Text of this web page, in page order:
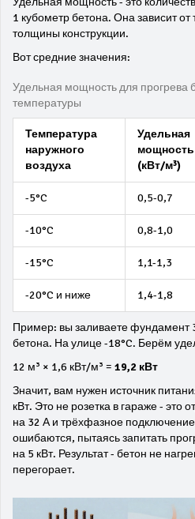
1 кубометр бетона. Она зависит
толщины конструкции.
Вот средние значения:
Удельная мощность для прогрева
температуры
Температура
наружного
воздуха
Удельная
мощность
(кВт/м³)
-5°C 0,5-0,7
-10°C 0,8-1,0
-15°C 1,1-1,3
-20°C и ниже 1,4-1,8
Пример: вы заливаете фундамент
бетона. На улице -18°C. Берём
12 м³ × 1,6 кВт/м³ = 19,2 кВт
Значит, вам нужен источник
кВт. Это не розетка в гараже - это
на 32 А и трёхфазное
ошибаются, пытаясь запитать
на 5 кВт. Результат - бетон не
перегорает.